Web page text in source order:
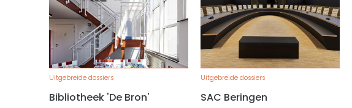
Uitgebreide dossiers
Bibliotheek 'De Bron'
Uitgebreide dossiers
SAC Beringen